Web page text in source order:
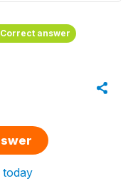
Correct answer
today